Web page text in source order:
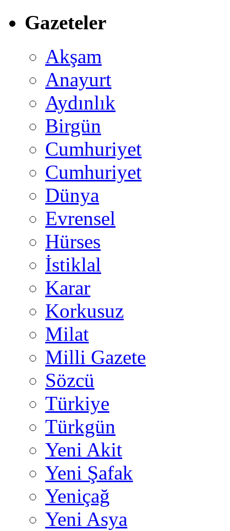
Gazeteler
Akşam
Anayurt
Aydınlık
Birgün
Cumhuriyet
Cumhuriyet
Dünya
Evrensel
Hürses
İstiklal
Karar
Korkusuz
Milat
Milli Gazete
Sözcü
Türkiye
Türkgün
Yeni Akit
Yeni Şafak
Yeniçağ
Yeni Asya